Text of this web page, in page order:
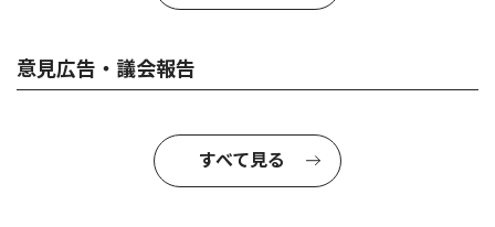
意見広告・議会報告
すべて見る